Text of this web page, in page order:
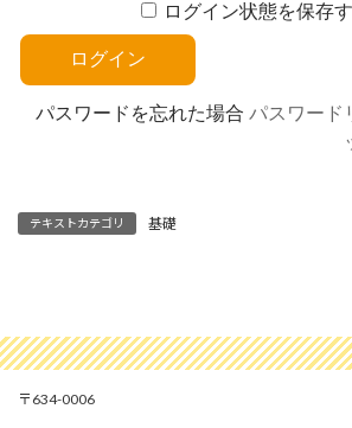
ログイン状態を保存
パスワードを忘れた場合パスワード
テキストカテゴリ 基礎
634-0006